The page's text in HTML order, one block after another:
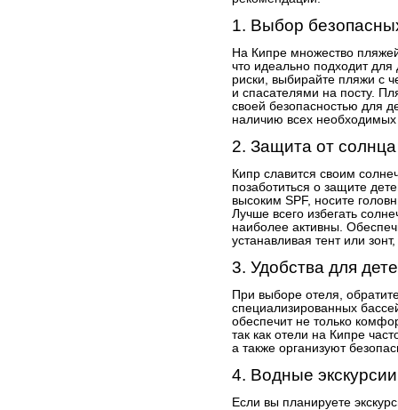
1. Выбор
На Кипре множество
что идеально подходит
риски, выбирайте пляжи с
и спасателями на посту.
своей безопасностью для
наличию всех
2. Защита от солнца
Кипр славится своим
позаботиться о защите
высоким SPF, носите
Лучше всего избегать
наиболее активны.
устанавливая тент или
3. Удобства для
При выборе отеля,
специализированных
обеспечит не только
так как отели на Кипре
а также организуют
4. Водные
Если вы планируете